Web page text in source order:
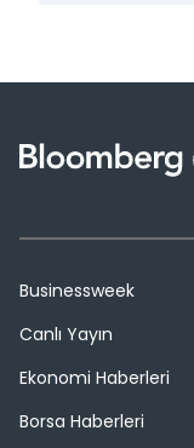
Businessweek
Canlı Yayın
Ekonomi Haberleri
Borsa Haberleri